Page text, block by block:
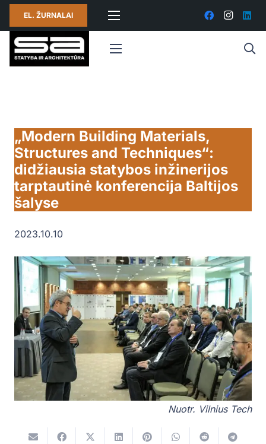
EL. ŽURNALAI
„Modern Building Materials,
Structures and Techniques“:
didžiausia statybos inžinerijos
tarptautinė konferencija Baltijos
šalyse
2023.10.10
Nuotr. Vilnius Tech